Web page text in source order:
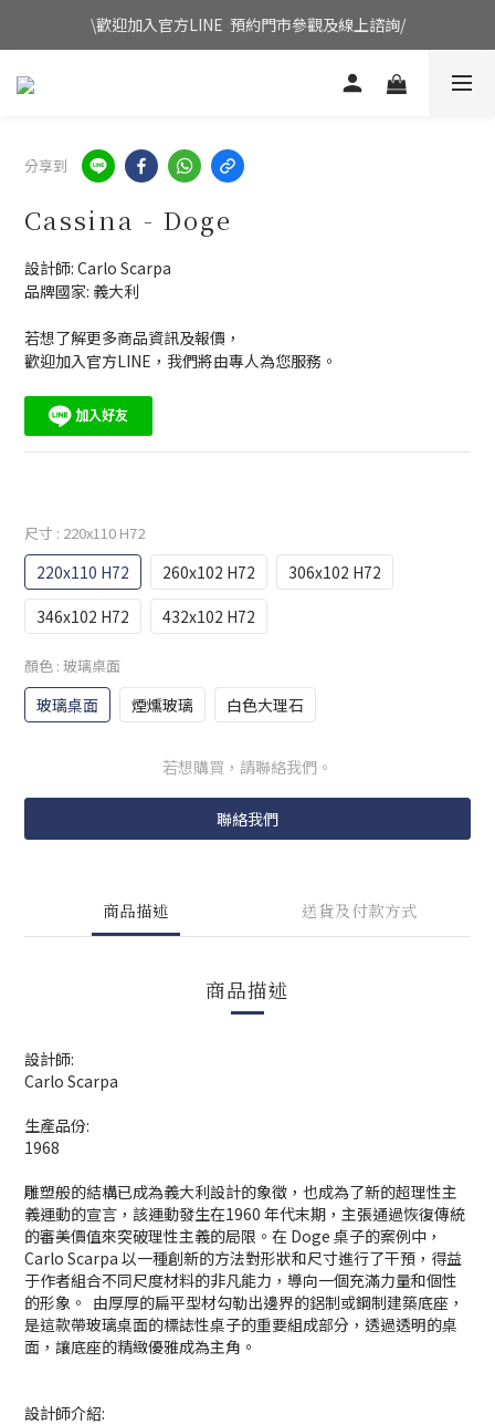
\歡迎加入官方LINE  預約門市參觀及線上諮詢/
分享到
Cassina - Doge
設計師: Carlo Scarpa
品牌國家: 義大利
若想了解更多商品資訊及報價，
歡迎加入官方LINE，我們將由專人為您服務。
尺寸 : 220x110 H72
220x110 H72 260x102 H72
306x102 H72
346x102 H72
432x102 H72
顏色 : 玻璃桌面
玻璃桌面 煙燻玻璃 白色大理石
若想購買，請聯絡我們。
聯絡我們
商品描述 送貨及付款方式
商品描述
設計師:
Carlo Scarpa
生產品份:
1968
雕塑般的結構已成為義大利設計的象徵，也成為了新的超理性主
義運動的宣言，該運動發生在1960 年代末期，主張通過恢復傳統
的審美價值來突破理性主義的局限。在 Doge 桌子的案例中，
Carlo Scarpa 以一種創新的方法對形狀和尺寸進行了干預，得益
于作者組合不同尺度材料的非凡能力，導向一個充滿力量和個性
的形象。 由厚厚的扁平型材勾勒出邊界的鋁制或鋼制建築底座，
是這款帶玻璃桌面的標誌性桌子的重要組成部分，透過透明的桌
面，讓底座的精緻優雅成為主角。
設計師介紹: